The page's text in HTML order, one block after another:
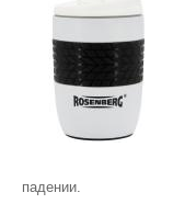
падении.